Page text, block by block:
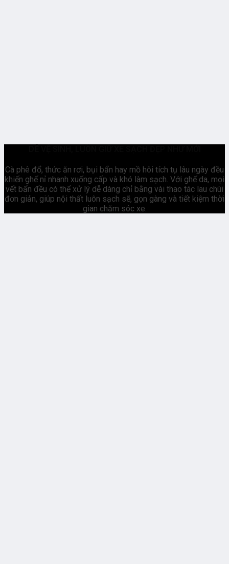
Cà phê đổ, thức ăn rơi, bụi bẩn hay mồ hôi tích tụ lâu ngày đều
khiến ghế nỉ nhanh xuống cấp và khó làm sạch. Với ghế da, mọi
vết bẩn đều có thể xử lý dễ dàng chỉ bằng vài thao tác lau chùi
đơn giản, giúp nội thất luôn sạch sẽ, gọn gàng và tiết kiệm thời
gian chăm sóc xe.